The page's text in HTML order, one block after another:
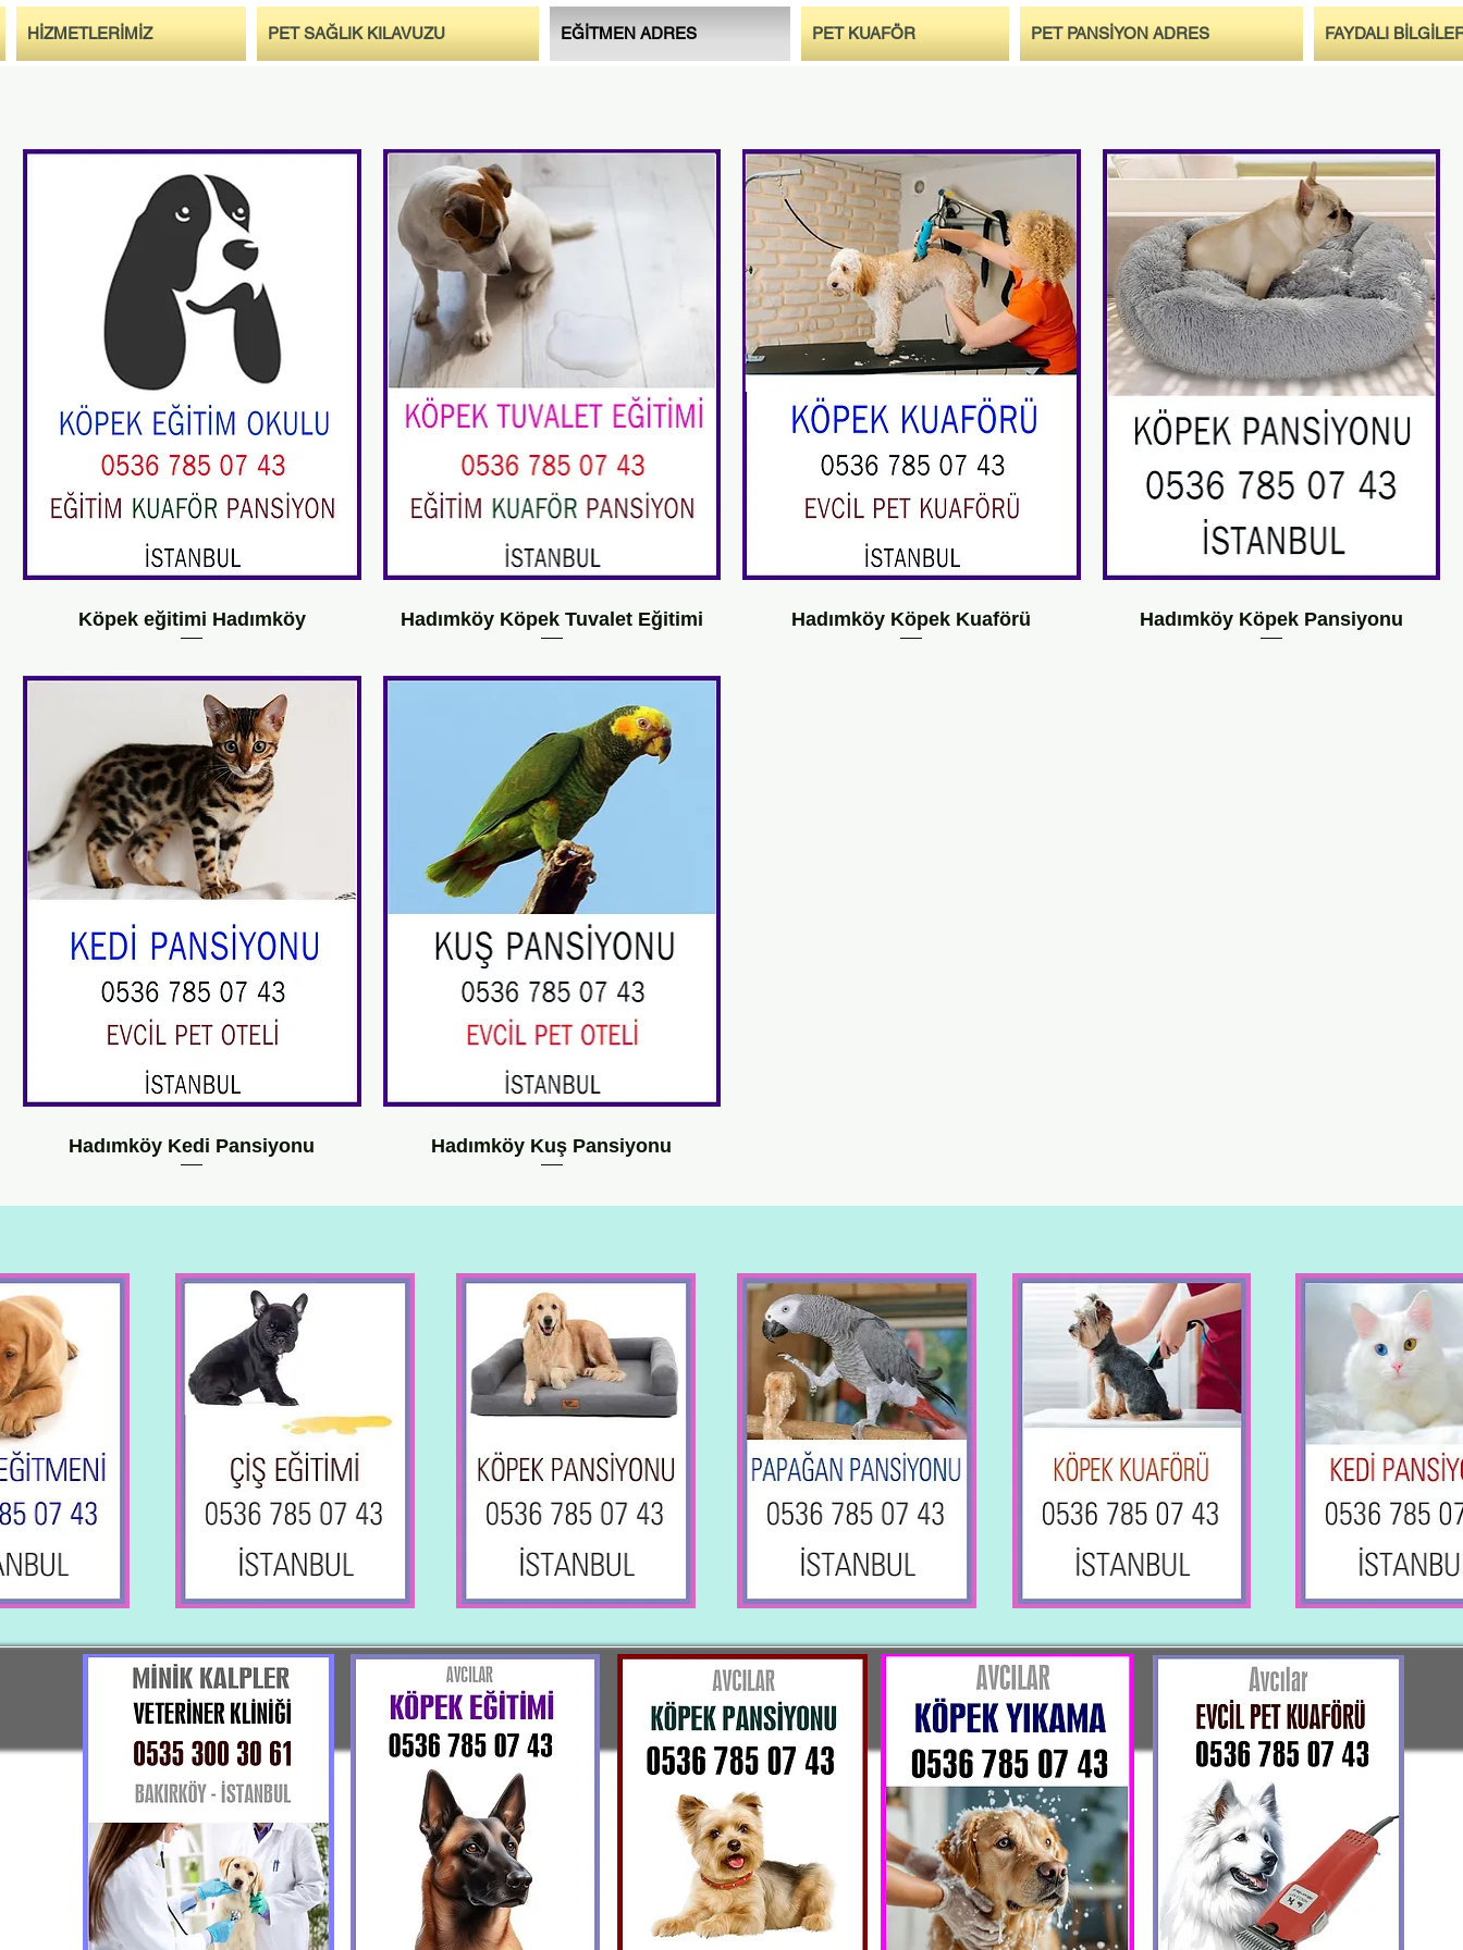
HİZMETLERİMİZ PET SAĞLIK KILAVUZU EĞİTMEN ADRES PET KUAFÖR PET PANSİYON ADRES FAYDALI
Köpek eğitimi Hadımköy Hadımköy Köpek Tuvalet Eğitimi Hadımköy Köpek Kuaförü Hadımköy Köpek Pansiyonu
Hadımköy Kedi Pansiyonu Hadımköy Kuş Pansiyonu